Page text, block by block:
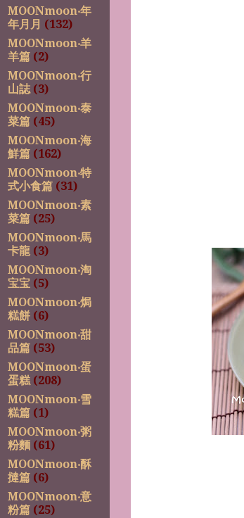
MOONmoon‧年
年月月 (132)
MOONmoon‧羊
羊篇 (2)
MOONmoon‧行
山誌 (3)
MOONmoon‧泰
菜篇 (45)
MOONmoon‧海
鮮篇 (162)
MOONmoon‧特
式小食篇 (31)
MOONmoon‧素
菜篇 (25)
MOONmoon‧馬
卡龍 (3)
MOONmoon‧淘
宝宝 (5)
MOONmoon‧焗
糕餅 (6)
MOONmoon‧甜
品篇 (53)
MOONmoon‧蛋
蛋糕 (208)
MOONmoon‧雪
糕篇 (1)
MOONmoon‧粥
粉麵 (61)
MOONmoon‧酥
撻篇 (6)
MOONmoon‧意
粉篇 (25)